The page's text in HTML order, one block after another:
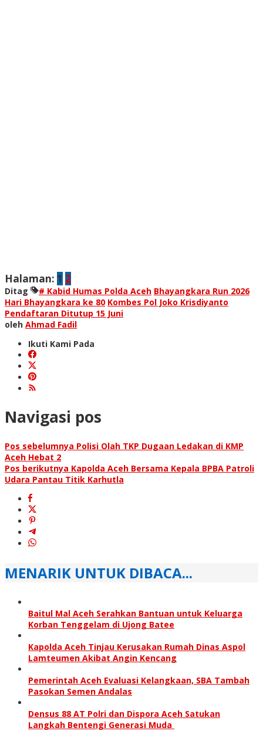
Halaman: 1 2
Ditag # Kabid Humas Polda Aceh Bhayangkara Run 2026
Hari Bhayangkara ke 80 Kombes Pol Joko Krisdiyanto
Pendaftaran Ditutup 15 Juni
oleh Ahmad Fadil
Ikuti Kami Pada
Navigasi pos
Pos sebelumnya Polisi Olah TKP Dugaan Ledakan di KMP
Aceh Hebat 2
Pos berikutnya Kapolda Aceh Bersama Kepala BPBA Patroli
Udara Pantau Titik Karhutla
MENARIK UNTUK DIBACA...
Baitul Mal Aceh Serahkan Bantuan untuk Keluarga
Korban Tenggelam di Ujong Batee
Kapolda Aceh Tinjau Kerusakan Rumah Dinas Aspol
Lamteumen Akibat Angin Kencang
Pemerintah Aceh Evaluasi Kelangkaan, SBA Tambah
Pasokan Semen Andalas
Densus 88 AT Polri dan Dispora Aceh Satukan
Langkah Bentengi Generasi Muda